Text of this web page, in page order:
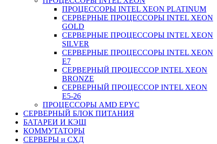
ПРОЦЕССОРЫ INTEL XEON PLATINUM
СЕРВЕРНЫЕ ПРОЦЕССОРЫ INTEL XEON
GOLD
СЕРВЕРНЫЕ ПРОЦЕССОРЫ INTEL XEON
SILVER
СЕРВЕРНЫЕ ПРОЦЕССОРЫ INTEL XEON
Е7
СЕРВЕРНЫЙ ПРОЦЕССОР INTEL XEON
BRONZE
СЕРВЕРНЫЙ ПРОЦЕССОР INTEL XEON
Е5-26
ПРОЦЕССОРЫ AMD EPYC
СЕРВЕРНЫЙ БЛОК ПИТАНИЯ
БАТАРЕИ И КЭШ
КОММУТАТОРЫ
СЕРВЕРЫ и СХД